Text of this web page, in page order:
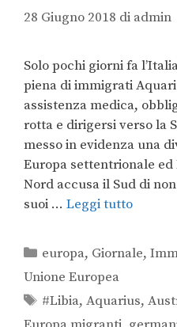
28 Giugno 2018 di admin
Solo pochi giorni fa
piena di immigrati
assistenza medica,
rotta e dirigersi verso la
messo in evidenza una
Europa settentrionale
Nord accusa il Sud di
suoi … Leggi tutto
europa, Giornale,
Unione Europea
#Libia,Aquarius,